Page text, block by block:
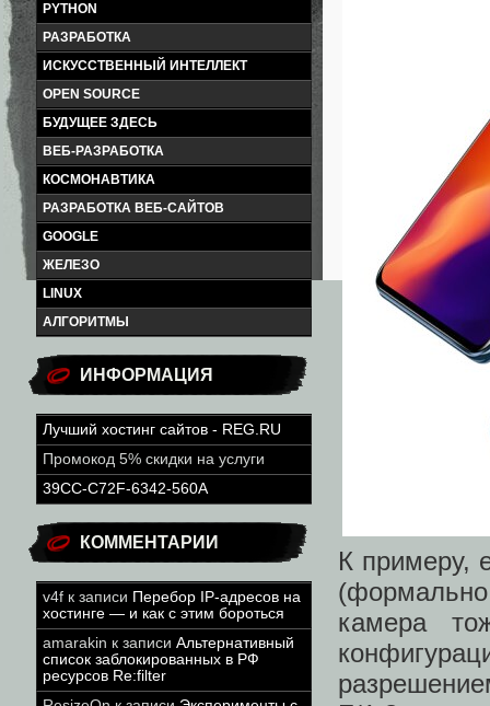
PYTHON
РАЗРАБОТКА
ИСКУССТВЕННЫЙ ИНТЕЛЛЕКТ
OPEN SOURCE
БУДУЩЕЕ ЗДЕСЬ
ВЕБ-РАЗРАБОТКА
КОСМОНАВТИКА
РАЗРАБОТКА ВЕБ-САЙТОВ
GOOGLE
ЖЕЛЕЗО
LINUX
АЛГОРИТМЫ
ИНФОРМАЦИЯ
Лучший хостинг сайтов - REG.RU
Промокод 5% скидки на услуги
39CC-C72F-6342-560A
КОММЕНТАРИИ
v4f к записи Перебор IP-адресов на
хостинге — и как с этим бороться
amarakin к записи Альтернативный
список заблокированных в РФ
ресурсов Re:filter
К примеру,
камера